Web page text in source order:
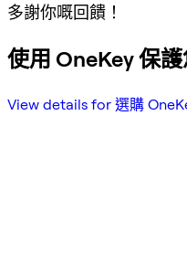
多謝你嘅回饋！
使用 OneKey 保
View details for 選購